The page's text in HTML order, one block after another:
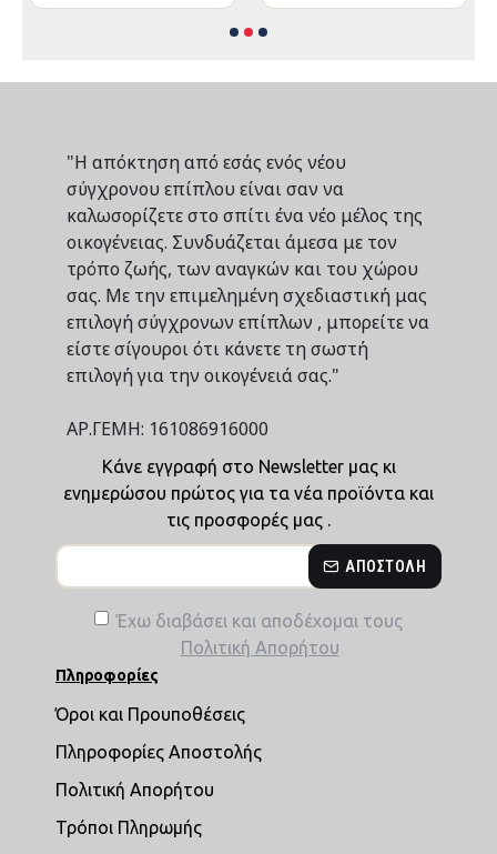
"Η απόκτηση από εσάς ενός νέου
σύγχρονου επίπλου είναι σαν να
καλωσορίζετε στο σπίτι ένα νέο μέλος της
οικογένειας. Συνδυάζεται άμεσα με τον
τρόπο ζωής, των αναγκών και του χώρου
σας. Με την επιμελημένη σχεδιαστική μας
επιλογή σύγχρονων επίπλων , μπορείτε να
είστε σίγουροι ότι κάνετε τη σωστή
επιλογή για την οικογένειά σας."
ΑΡ.ΓΕΜΗ: 161086916000
Κάνε εγγραφή στο Newsletter μας κι
ενημερώσου πρώτος για τα νέα προϊόντα και
τις προσφορές μας .
ΑΠΟΣΤΟΛΉ
Έχω διαβάσει και αποδέχομαι τους
Πολιτική Απορήτου
Πληροφορίες
Όροι και Προυποθέσεις
Πληροφορίες Αποστολής
Πολιτική Απορήτου
Τρόποι Πληρωμής